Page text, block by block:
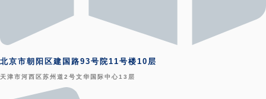
北京市朝阳区建国路93号院11号楼10层
天津市河西区苏州道2号文华国际中心13层